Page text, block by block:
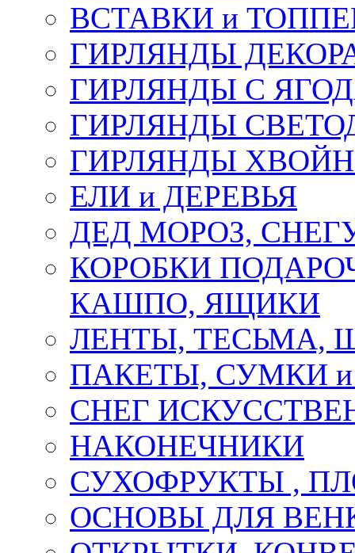
ВСТАВКИ и
ГИРЛЯНДЫ
ГИРЛЯНДЫ С
ГИРЛЯНДЫ
ГИРЛЯНДЫ
ЕЛИ и ДЕРЕВЬЯ
ДЕД МОРОЗ,
КОРОБКИ
КАШПО, ЯЩИКИ
ЛЕНТЫ, ТЕСЬМА,
ПАКЕТЫ, СУМКИ
СНЕГ
НАКОНЕЧНИКИ
СУХОФРУКТЫ ,
ОСНОВЫ ДЛЯ